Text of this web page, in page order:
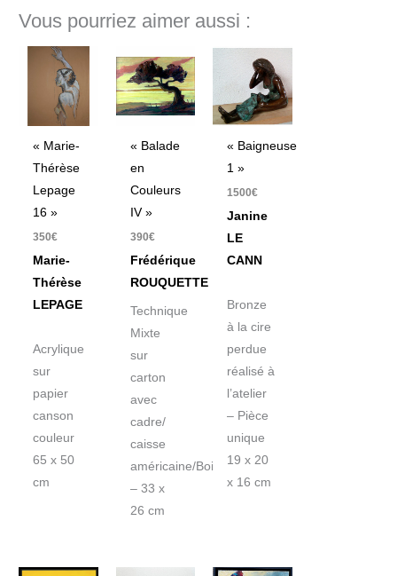
Vous pourriez aimer aussi :
« Marie-
Thérèse
Lepage
16 »
350€
Marie-
Thérèse
LEPAGE
Acrylique
sur
papier
canson
couleur
65 x 50
cm
« Balade
en
Couleurs
IV »
390€
Frédérique
ROUQUETTE
Technique
Mixte
sur
carton
avec
cadre/
caisse
américaine/Bois
– 33 x
26 cm
« Baigneuse
1 »
1500€
Janine
LE
CANN
Bronze
à la cire
perdue
réalisé à
l’atelier
– Pièce
unique
19 x 20
x 16 cm